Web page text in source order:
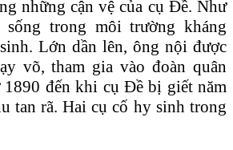
những cận vệ của cụ Đề. Như
trong môi trường kháng
Lớn dần lên, ông nội được
võ, tham gia vào đoàn quân
1890 đến khi cụ Đề bị giết năm
tan rã. Hai cụ cố hy sinh trong